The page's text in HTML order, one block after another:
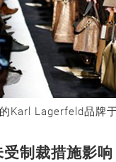
Karl Lagerfeld品牌
制裁措施影响